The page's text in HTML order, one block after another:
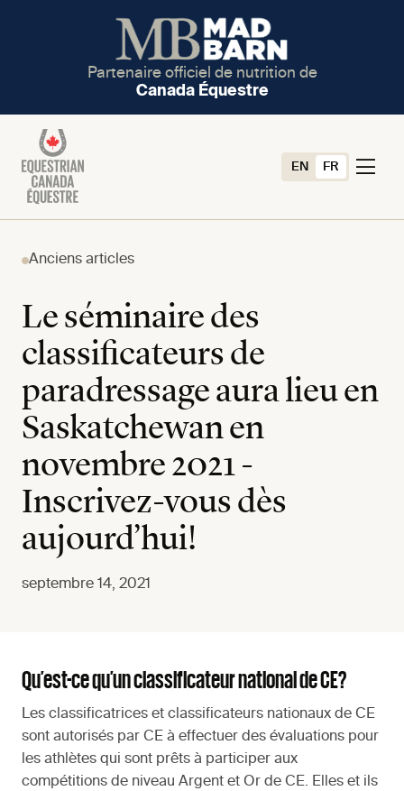
Partenaire officiel de nutrition de
Canada Équestre
EN FR
Anciens articles
Le séminaire des
classificateurs de
paradressage aura lieu en
Saskatchewan en
novembre 2021 -
Inscrivez-vous dès
aujourd’hui!
septembre 14, 2021
Qu’est-ce qu’un classificateur national de CE?
Les classificatrices et classificateurs nationaux de CE
sont autorisés par CE à effectuer des évaluations pour
les athlètes qui sont prêts à participer aux
compétitions de niveau Argent et Or de CE. Elles et ils